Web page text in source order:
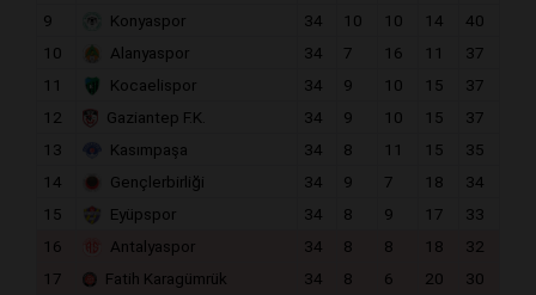
9
Konyaspor 34 10 10 14
40
10
Alanyaspor 34 7 16 11
37
11
Kocaelispor 34 9 10 15
37
12
Gaziantep F.K. 34 9 10 15
37
13
Kasımpaşa 34 8 11 15
35
14
Gençlerbirliği 34 9 7 18
34
15
Eyüpspor 34 8 9 17
33
16
Antalyaspor 34 8 8 18
32
17
Fatih Karagümrük 34 8 6 20
30